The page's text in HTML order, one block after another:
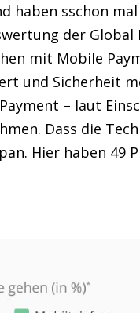
haben sschon
der Global
mit Mobile
und Sicherheit
– laut
Dass die
Hier haben 49